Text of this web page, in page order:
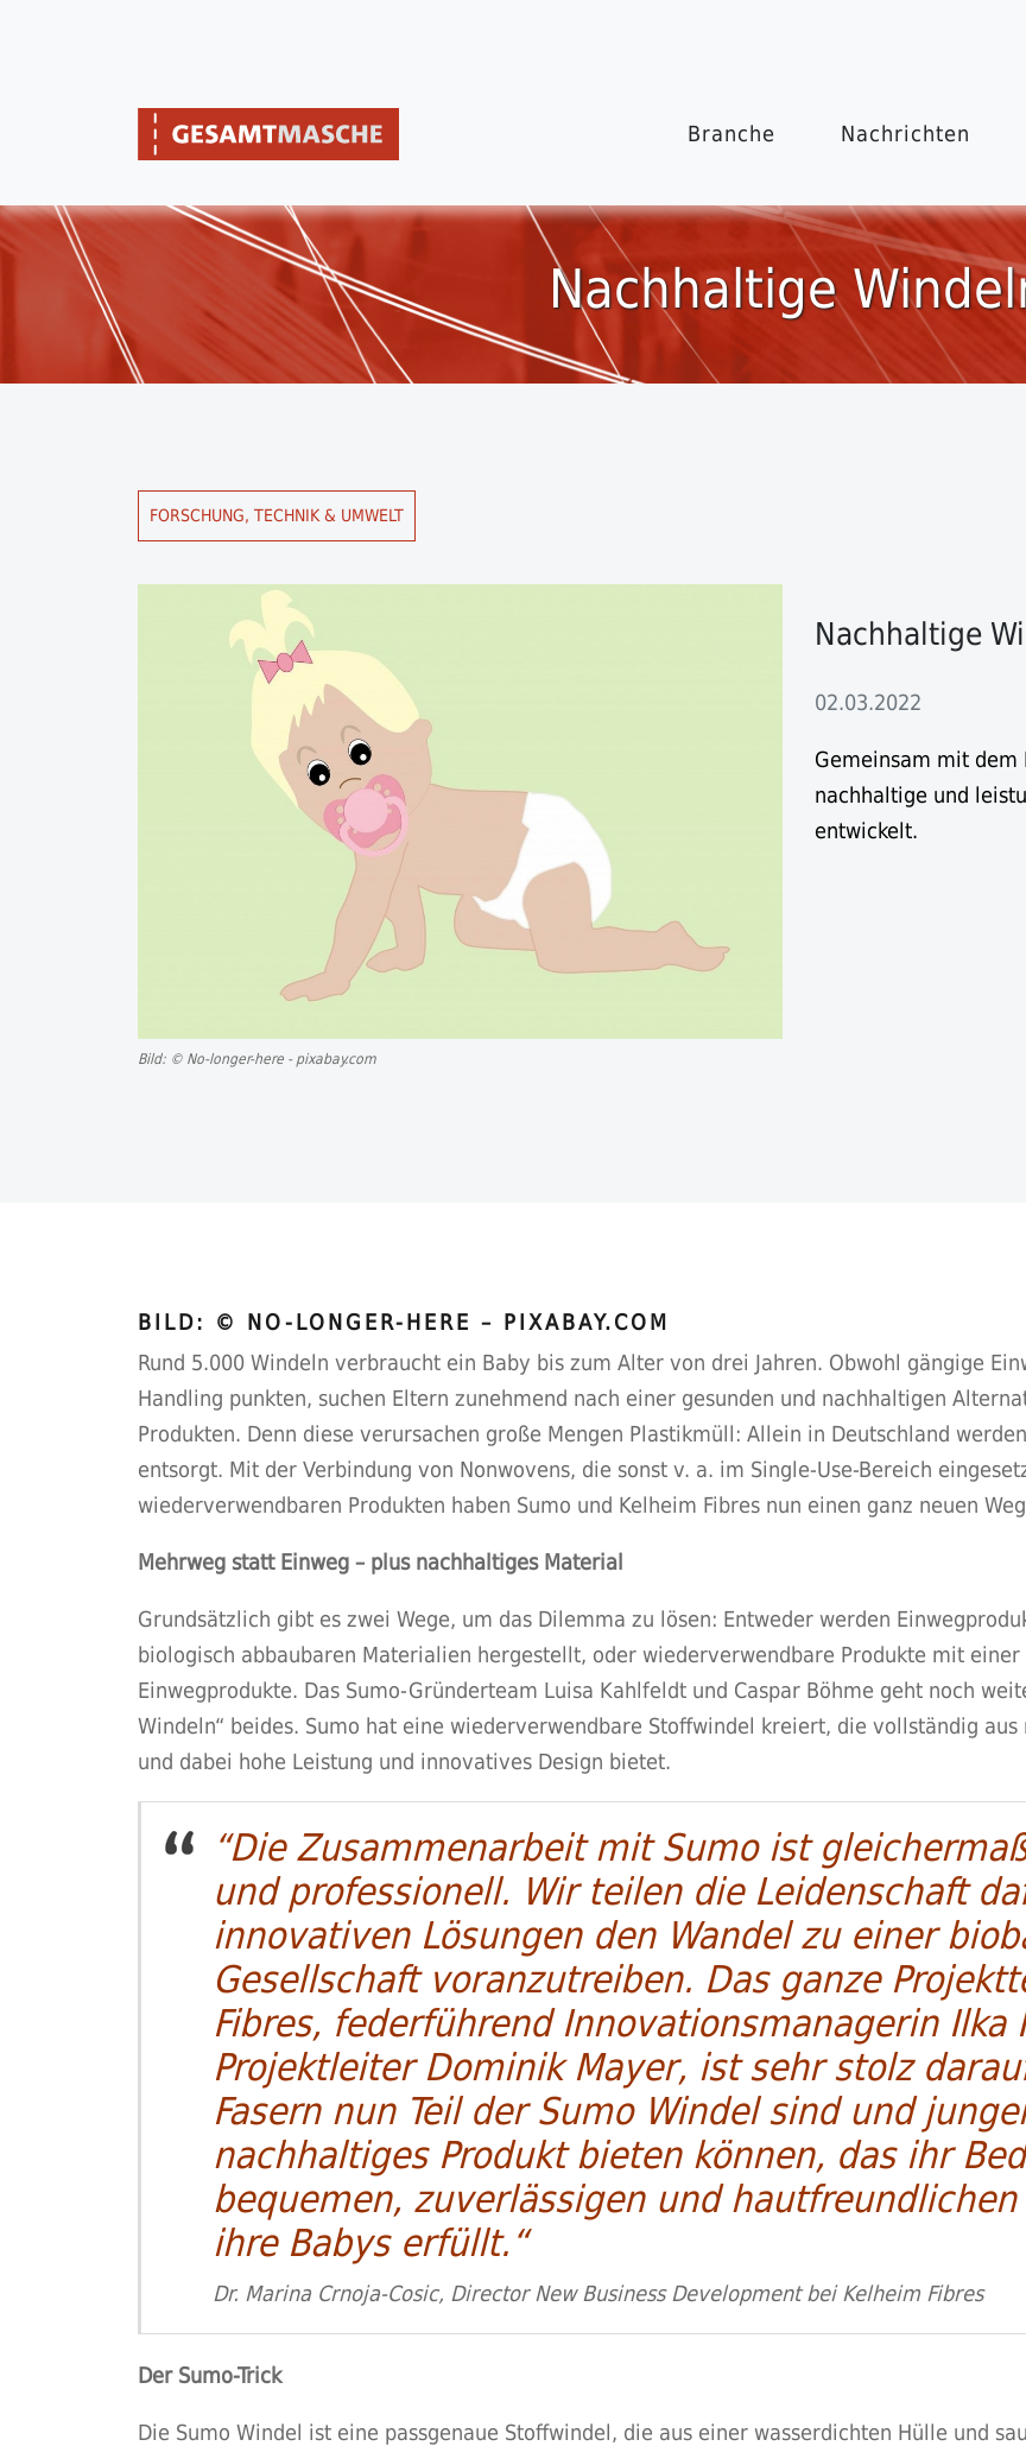
Branche Nachrichten
Nachhaltige
FORSCHUNG, TECHNIK & UMWELT
Bild: © No-longer-here - pixabay.com
Nachhaltige
02.03.2022
Gemeinsam mit dem
nachhaltige und
entwickelt.
BILD: © NO-LONGER-HERE – PIXABAY.COM
Rund 5.000 Windeln verbraucht ein Baby bis zum Alter von drei Jahren. Obwohl gängige
Handling punkten, suchen Eltern zunehmend nach einer gesunden und nachhaltigen
Produkten. Denn diese verursachen große Mengen Plastikmüll: Allein in Deutschland
entsorgt. Mit der Verbindung von Nonwovens, die sonst v. a. im Single-Use-Bereich
wiederverwendbaren Produkten haben Sumo und Kelheim Fibres nun einen ganz neuen
Mehrweg statt Einweg – plus nachhaltiges Material
Grundsätzlich gibt es zwei Wege, um das Dilemma zu lösen: Entweder werden
biologisch abbaubaren Materialien hergestellt, oder wiederverwendbare Produkte mit einer
Einwegprodukte. Das Sumo-Gründerteam Luisa Kahlfeldt und Caspar Böhme geht noch
Windeln“ beides. Sumo hat eine wiederverwendbare Stoffwindel kreiert, die vollständig
und dabei hohe Leistung und innovatives Design bietet.
“Die Zusammenarbeit mit Sumo ist
und professionell. Wir teilen die Leidenschaft
innovativen Lösungen den Wandel zu einer
Gesellschaft voranzutreiben. Das ganze
Fibres, federführend Innovationsmanagerin Ilka
Projektleiter Dominik Mayer, ist sehr stolz
Fasern nun Teil der Sumo Windel sind und
nachhaltiges Produkt bieten können, das ihr
bequemen, zuverlässigen und
ihre Babys erfüllt.“
Dr. Marina Crnoja-Cosic, Director New Business Development bei Kelheim Fibres
Der Sumo-Trick
Die Sumo Windel ist eine passgenaue Stoffwindel, die aus einer wasserdichten Hülle und